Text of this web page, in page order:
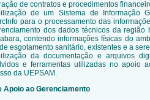
de contratos e procedimentos
de um Sistema de Informação
para o processamento das
dos dados técnicos da
contendo informações físicas do
esgotamento sanitário, existentes e a
da documentação e arquivos
e ferramentas utilizadas no apoio
da UEPSAM.
Apoio ao Gerenciamento